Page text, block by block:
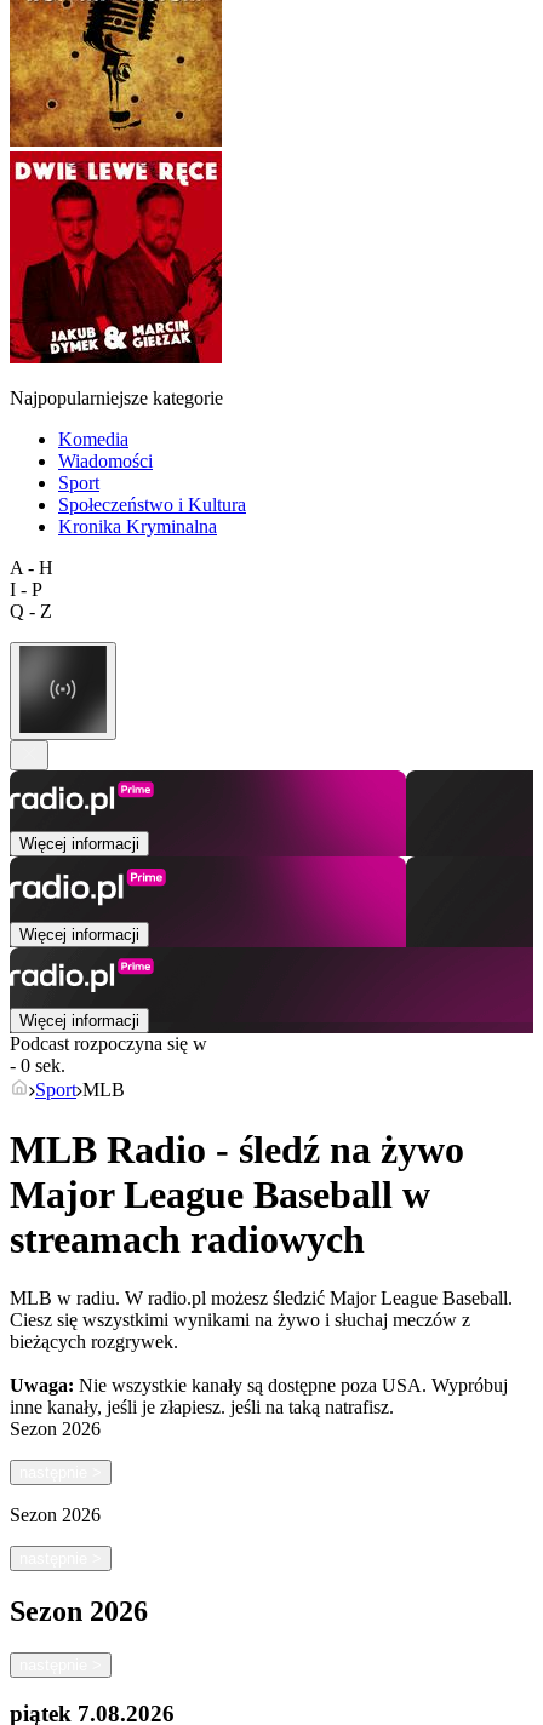
Najpopularniejsze kategorie
Komedia
Wiadomości
Sport
Społeczeństwo i Kultura
Kronika Kryminalna
A - H
I - P
Q - Z
Więcej informacji
Więcej informacji
Więcej informacji
Podcast rozpoczyna się w
- 0 sek.
Sport MLB
MLB Radio - śledź na żywo
Major League Baseball w
streamach radiowych
MLB w radiu. W radio.pl możesz śledzić Major League Baseball.
Ciesz się wszystkimi wynikami na żywo i słuchaj meczów z
bieżących rozgrywek.
Uwaga: Nie wszystkie kanały są dostępne poza USA. Wypróbuj
inne kanały, jeśli je złapiesz. jeśli na taką natrafisz.
Sezon 2026
Sezon 2026
Sezon 2026
piątek 7.08.2026